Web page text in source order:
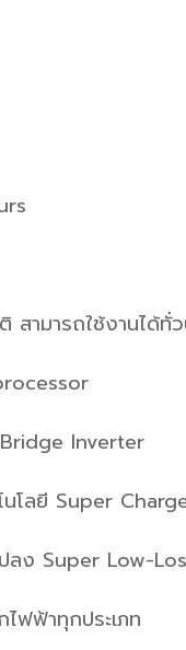
ามารถใช้งานได้ทั่ว
Inverter
นโลยี Super
ลง Super Low-
ฟฟ้าทุกประเภท